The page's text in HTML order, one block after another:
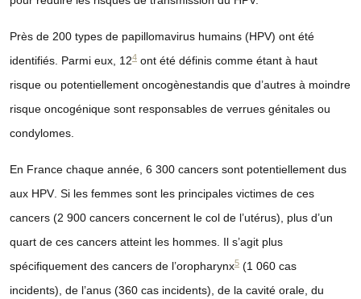
Près de 200 types de papillomavirus humains (HPV) ont été
identifiés. Parmi eux, 124 ont été définis comme étant à haut
risque ou potentiellement oncogènestandis que d’autres à moindre
risque oncogénique sont responsables de verrues génitales ou
condylomes.
En France chaque année, 6 300 cancers sont potentiellement dus
aux HPV . Si les femmes sont les principales victimes de ces
cancers (2 900 cancers concernent le col de l’utérus), plus d’un
quart de ces cancers atteint les hommes. Il s’agit plus
spécifiquement des cancers de l’oropharynx5 (1 060 cas
incidents), de l’anus (360 cas incidents), de la cavité orale, du